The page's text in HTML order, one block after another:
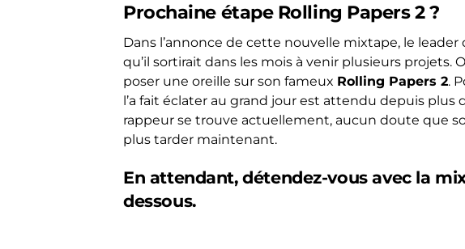
Prochaine étape Rolling Papers 2 ?
Dans l’annonce de cette nouvelle mixtape, le leader
qu’il sortirait dans les mois à venir plusieurs projets.
poser une oreille sur son fameux Rolling Papers 2.
l’a fait éclater au grand jour est attendu depuis
rappeur se trouve actuellement, aucun doute que
plus tarder maintenant.
En attendant, détendez-vous avec la
dessous.